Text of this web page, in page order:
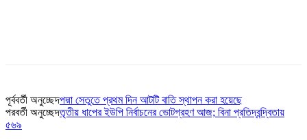
পূর্ববর্তী অনুচ্ছেদপদ্মা সেতুতে প্রথম দিন আটটি বাতি স্থাপন করা হয়েছে
পরবর্তী অনুচ্ছেদতৃতীয় ধাপের ইউপি নির্বাচনের ভোটগ্রহণ আজ; বিনা প্রতিদ্বন্দ্বিতায়
৫৬৯